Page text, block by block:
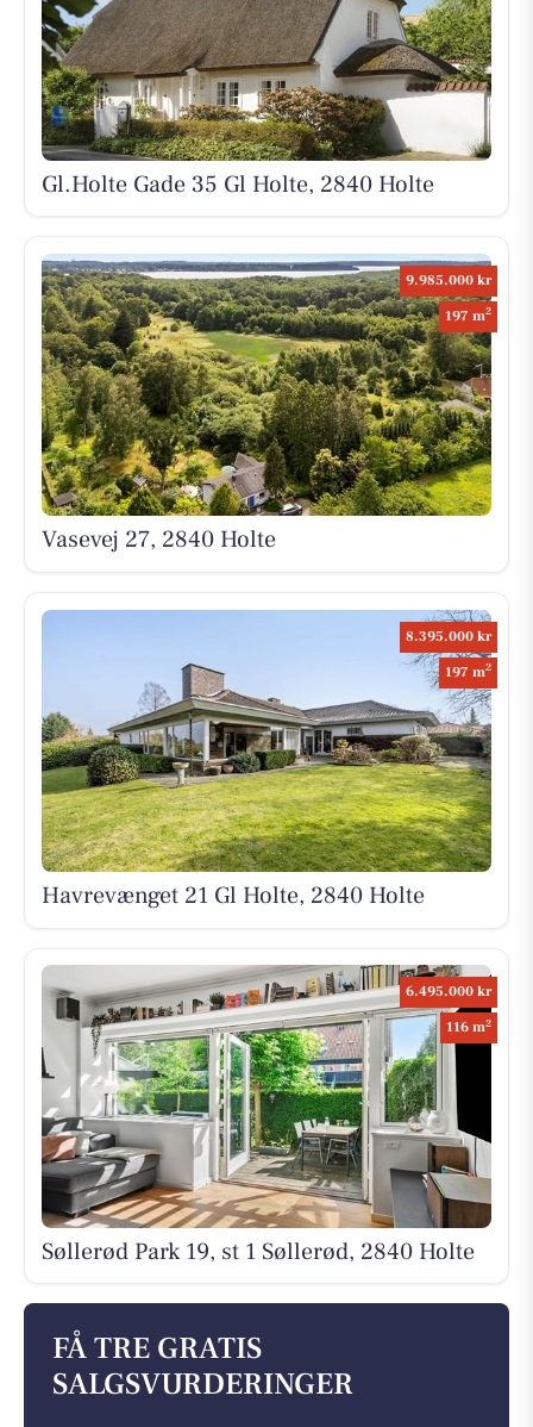
Gl.Holte Gade 35 Gl Holte, 2840 Holte
9.985.000 kr
197 m2
Vasevej 27, 2840 Holte
8.395.000 kr
197 m2
Havrevænget 21 Gl Holte, 2840 Holte
6.495.000 kr
116 m2
Søllerød Park 19, st 1 Søllerød, 2840 Holte
FÅ TRE GRATIS
SALGSVURDERINGER